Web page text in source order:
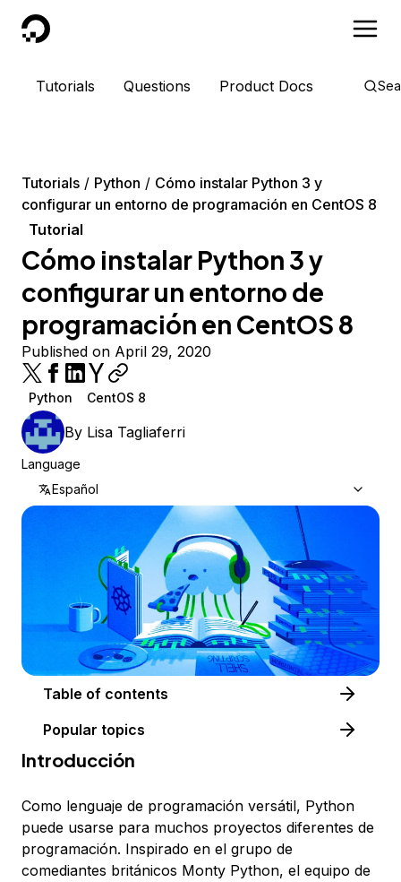
DigitalOcean
Tutorials Questions Product Docs
Tutorials Python
Cómo instalar Python 3 y
configurar un entorno de programación en CentOS 8
Tutorial
Cómo instalar Python 3 y
configurar un entorno de
programación en CentOS 8
Published on April 29, 2020
Python CentOS 8
By Lisa Tagliaferri
Language
Español
Table of contents
Popular topics
Introducción
Como lenguaje de programación versátil, Python
puede usarse para muchos proyectos diferentes de
programación. Inspirado en el grupo de
comediantes británicos Monty Python, el equipo de